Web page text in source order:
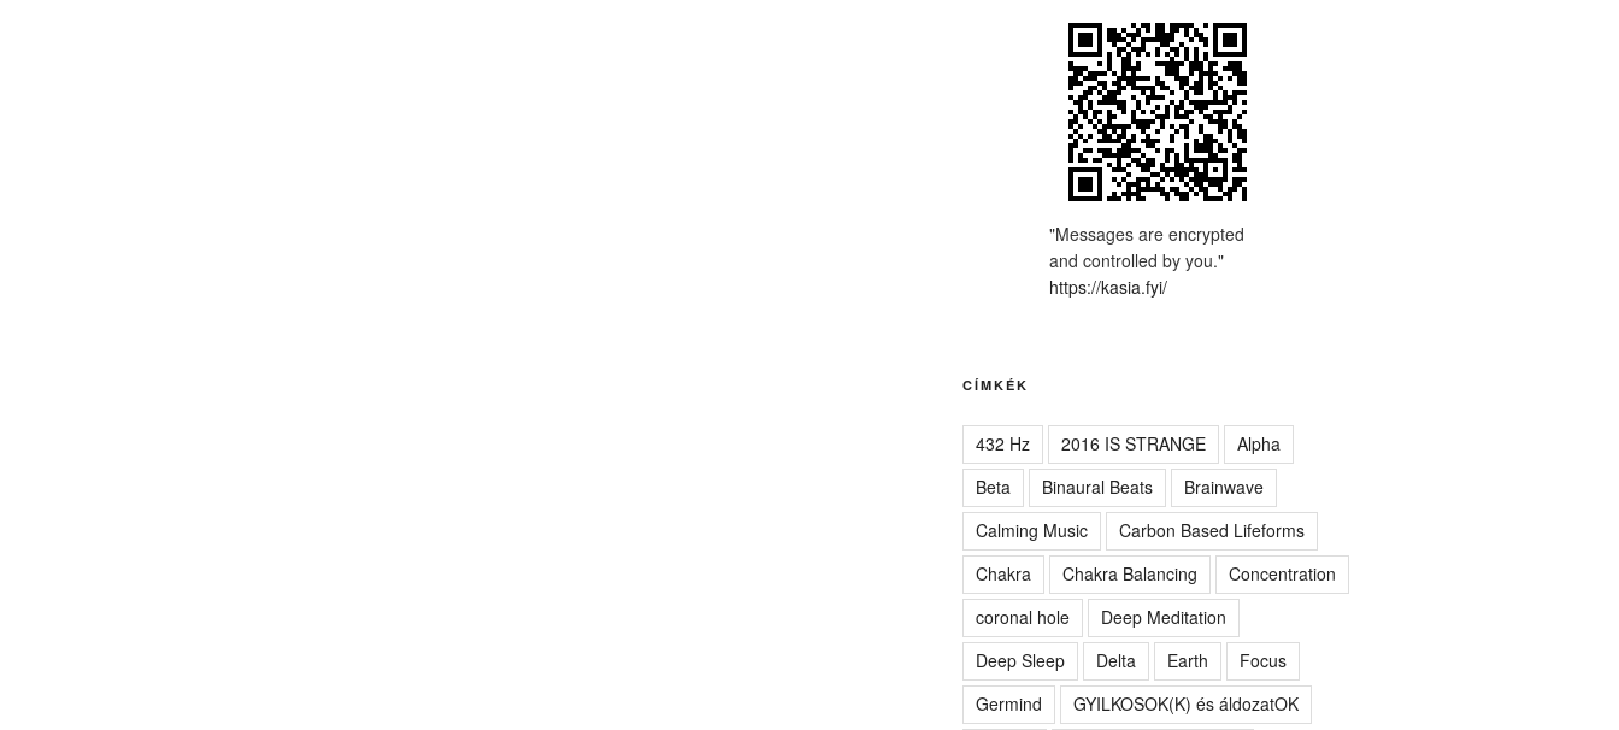
"Messages are encrypted
and controlled by you."
https://kasia.fyi/
CÍMKÉK
432 Hz 2016 IS STRANGE
Alpha
Beta
Binaural Beats
Brainwave
Calming Music
Carbon Based Lifeforms
Chakra
Chakra Balancing
Concentration
coronal hole
Deep Meditation
Deep Sleep
Delta Earth
Focus
Germind
GYILKOSOK(K) és áldozatOK